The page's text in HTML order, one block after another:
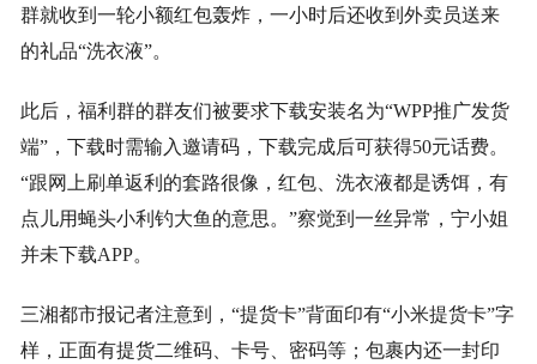
群就收到一轮小额红包轰炸，一小时后还收到外卖员送来
的礼品“洗衣液”。
此后，福利群的群友们被要求下载安装名为“WPP推广发货
端”，下载时需输入邀请码，下载完成后可获得50元话费。
“跟网上刷单返利的套路很像，红包、洗衣液都是诱饵，有
点儿用蝇头小利钓大鱼的意思。”察觉到一丝异常，宁小姐
并未下载APP。
三湘都市报记者注意到，“提货卡”背面印有“小米提货卡”字
样，正面有提货二维码、卡号、密码等；包裹内还一封印